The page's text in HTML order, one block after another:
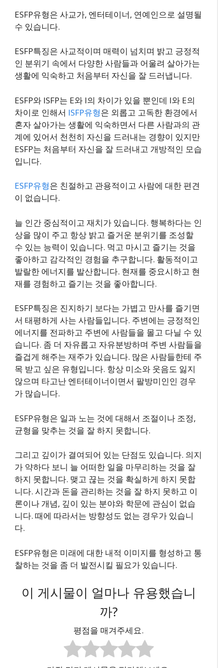
ESFP유형은 사교가, 엔터테이너, 연예인으로 설명될
수 있습니다.
ESFP특징은 사교적이며 매력이 넘치며 밝고 긍정적
인 분위기 속에서 다양한 사람들과 어울려 살아가는
생활에 익숙하고 처음부터 자신을 잘 드러냅니다.
ESFP와 ISFP는 E와 I의 차이가 있을 뿐인데 I와 E의
차이로 인해서 ISFP유형은 외롭고 고독한 환경에서
혼자 살아가는 생활에 익숙하면서 다른 사람과의 관
계에 있어서 천천히 자신을 드러내는 경향이 있지만
ESFP는 처음부터 자신을 잘 드러내고 개방적인 모습
입니다.
ESFP유형은 친절하고 관용적이고 사람에 대한 편견
이 없습니다.
늘 인간 중심적이고 재치가 있습니다. 행복하다는 인
상을 많이 주고 항상 밝고 즐거운 분위기를 조성할
수 있는 능력이 있습니다. 먹고 마시고 즐기는 것을
좋아하고 감각적인 경험을 추구합니다. 활동적이고
발랄한 에너지를 발산합니다. 현재를 중요시하고 현
재를 경험하고 즐기는 것을 좋아합니다.
ESFP특징은 진지하기 보다는 가볍고 만사를 즐기면
서 태평하게 사는 사람들입니다. 주변에는 긍정적인
에너지를 전파하고 주변에 사람들을 몰고 다닐 수 있
습니다. 좀 더 자유롭고 자유분방하며 주변 사람들을
즐겁게 해주는 재주가 있습니다. 많은 사람들한테 주
목 받고 싶은 유형입니다. 항상 미소와 웃음도 잃지
않으며 타고난 엔터테이너이면서 팔방미인인 경우
가 많습니다.
ESFP유형은 일과 노는 것에 대해서 조절이나 조정,
균형을 맞추는 것을 잘 하지 못합니다.
그리고 깊이가 결여되어 있는 단점도 있습니다. 의지
가 약하다 보니 늘 어떠한 일을 마무리하는 것을 잘
하지 못합니다. 맺고 끊는 것을 확실하게 하지 못합
니다. 시간과 돈을 관리하는 것을 잘 하지 못하고 이
론이나 개념, 깊이 있는 분야와 학문에 관심이 없습
니다. 때에 따라서는 방향성도 없는 경우가 있습니
다.
ESFP유형은 미래에 대한 내적 이미지를 형성하고 통
찰하는 것을 좀 더 발전시킬 필요가 있습니다.
이 게시물이 얼마나 유용했습니
까?
평점을 매겨주세요.